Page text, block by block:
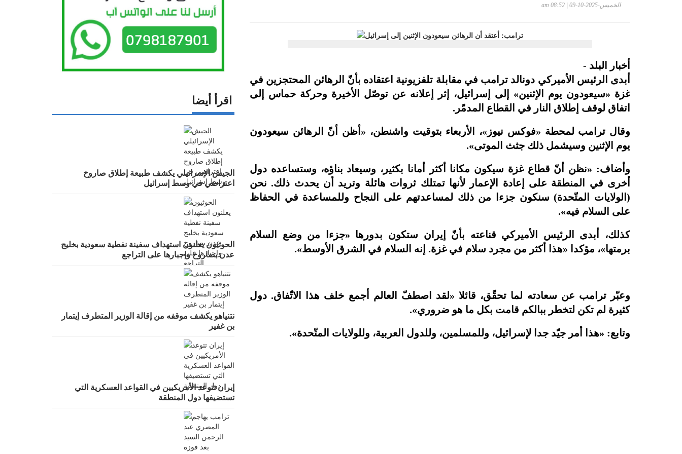
الخميس-2025-10-09 | 08:52 am
أخبار البلد -
أبدى الرئيس الأميركي دونالد ترامب في مقابلة تلفزيونية اعتقاده بأنّ الرهائن المحتجزين في
غزة «سيعودون يوم الإثنين» إلى إسرائيل، إثر إعلانه عن توصّل الأخيرة وحركة حماس إلى
اتفاق لوقف إطلاق النار في القطاع المدمّر.
وقال ترامب لمحطة «فوكس نيوز»، الأربعاء بتوقيت واشنطن، «أظن أنّ الرهائن سيعودون
يوم الإثنين وسيشمل ذلك جثث الموتى».
وأضاف: «نظن أنّ قطاع غزة سيكون مكانا أكثر أمانا بكثير، وسيعاد بناؤه، وستساعده دول
أخرى في المنطقة على إعادة الإعمار لأنها تمتلك ثروات هائلة وتريد أن يحدث ذلك. نحن
(الولايات المتّحدة) سنكون جزءا من ذلك لمساعدتهم على النجاح وللمساعدة في الحفاظ
على السلام فيه».
كذلك، أبدى الرئيس الأميركي قناعته بأنّ إيران ستكون بدورها «جزءا من وضع السلام
برمتها»، مؤكدا «هذا أكثر من مجرد سلام في غزة. إنه السلام في الشرق الأوسط».
وعبّر ترامب عن سعادته لما تحقّق، قائلا «لقد اصطفّ العالم أجمع خلف هذا الاتّفاق. دول
كثيرة لم تكن لتخطر ببالكم قامت بكل ما هو ضروري».
وتابع: «هذا أمر جيّد جدا لإسرائيل، وللمسلمين، وللدول العربية، وللولايات المتّحدة».
اقرأ أيضا
الجيش الإسرائيلي يكشف طبيعة إطلاق صاروخ
اعتراضي في وسط إسرائيل
الحوثيون يعلنون استهداف سفينة نفطية سعودية بخليج
عدن بصاروخ وإجبارها على التراجع
نتنياهو يكشف موقفه من إقالة الوزير المتطرف إيتمار
بن غفير
إيران تتوعد الأمريكيين في القواعد العسكرية التي
تستضيفها دول المنطقة